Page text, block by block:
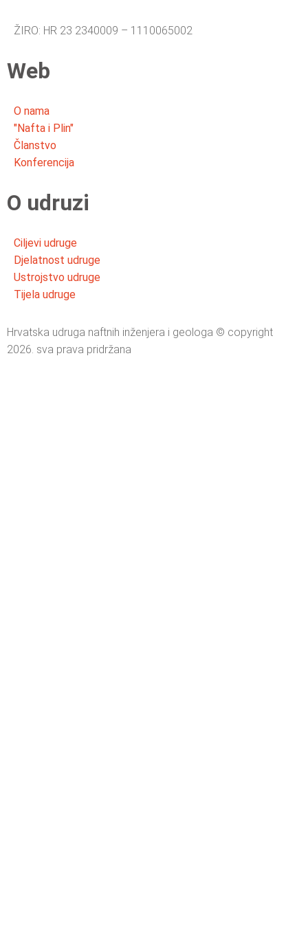
ŽIRO: HR 23 2340009 – 1110065002
Web
O nama
"Nafta i Plin"
Članstvo
Konferencija
O udruzi
Ciljevi udruge
Djelatnost udruge
Ustrojstvo udruge
Tijela udruge
Hrvatska udruga naftnih inženjera i geologa © copyright
2026. sva prava pridržana